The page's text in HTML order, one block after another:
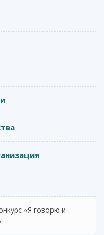
«Я говорю и